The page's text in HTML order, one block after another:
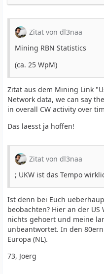
Zitat von dl3naa
Mining RBN Statistics
(ca. 25 WpM)
Zitat aus dem Mining Link
Network data, we can say
in overall CW activity over
Das laesst ja hoffen!
Zitat von dl3naa
; UKW ist das Tempo
Ist denn bei Euch
beobachten? Hier an der
nichts gehoert und meine
unbeantwortet. In den
Europa (NL).
73, Joerg